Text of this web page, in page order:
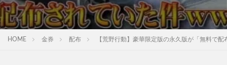
HOME 金券 配布 【荒野行動】豪華限定版の永久版が「無料で